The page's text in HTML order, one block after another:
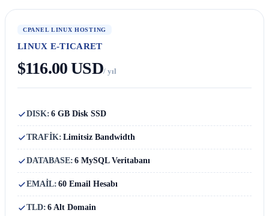
CPANEL LINUX HOSTING
LINUX E-TICARET
$116.00 USD/ yıl
DISK: 6 GB Disk SSD
TRAFİK: Limitsiz Bandwidth
DATABASE: 6 MySQL Veritabanı
EMAİL: 60 Email Hesabı
TLD: 6 Alt Domain